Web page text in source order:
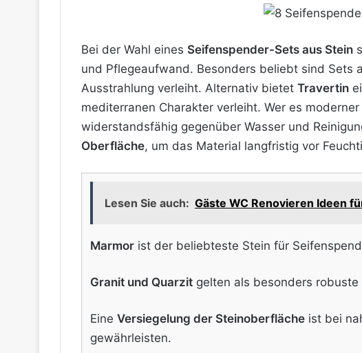
Bei der Wahl eines Seifenspender-Sets aus Stein
und Pflegeaufwand. Besonders beliebt sind Sets
Ausstrahlung verleiht. Alternativ bietet Travertin
mediterranen Charakter verleiht. Wer es
widerstandsfähig gegenüber Wasser und
Oberfläche, um das Material langfristig vor
Lesen Sie auch: Gäste WC Renovieren Ideen
Marmor ist der beliebteste Stein für
Granit und Quarzit gelten als besonders
Eine Versiegelung der Steinoberfläche ist bei
gewährleisten.